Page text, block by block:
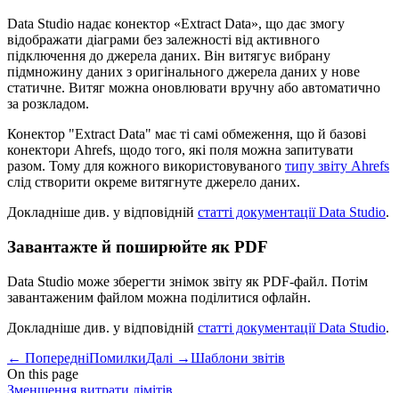
Data Studio надає конектор «Extract Data», що дає змогу
відображати діаграми без залежності від активного
підключення до джерела даних. Він витягує вибрану
підмножину даних з оригінального джерела даних у нове
статичне. Витяг можна оновлювати вручну або автоматично
за розкладом.
Конектор "Extract Data" має ті самі обмеження, що й базові
конектори Ahrefs, щодо того, які поля можна запитувати
разом. Тому для кожного використовуваного типу звіту Ahrefs
слід створити окреме витягнуте джерело даних.
Докладніше див. у відповідній статті документації Data Studio.
Завантажте й поширюйте як PDF
Data Studio може зберегти знімок звіту як PDF-файл. Потім
завантаженим файлом можна поділитися офлайн.
Докладніше див. у відповідній статті документації Data Studio.
← ПопередніПомилкиДалі →Шаблони звітів
On this page
Зменшення витрати лімітів